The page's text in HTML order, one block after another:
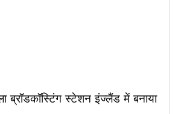
ब्रॉडकॉस्टिंग स्टेशन इंज्लैंड में बनाया